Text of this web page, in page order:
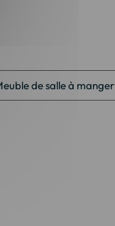
de salle à manger